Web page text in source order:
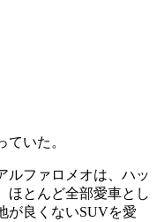
ていた。
ルファロメオは、ハッ
ほとんど全部愛車とし
が良くないSUVを愛